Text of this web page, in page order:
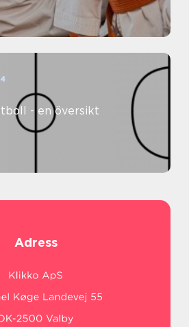
- en översikt
Adress